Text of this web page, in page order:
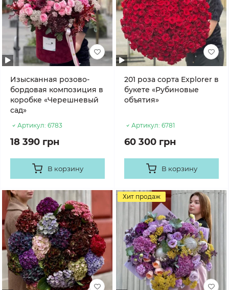
Изысканная розово-
бордовая композиция в
коробке «Черешневый
сад»
Артикул: 6783
18 390 грн
В корзину
201 роза сорта Explorer в
букете «Рубиновые
объятия»
Артикул: 6781
60 300 грн
В корзину
Хит продаж